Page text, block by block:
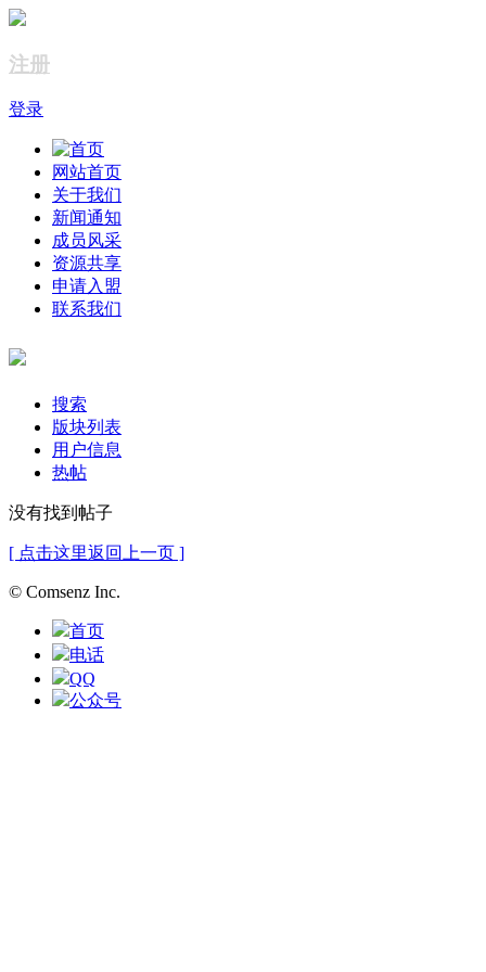
注册
登录
网站首页
关于我们
新闻通知
成员风采
资源共享
申请入盟
联系我们
搜索
版块列表
用户信息
热帖
没有找到帖子
[ 点击这里返回上一页 ]
© Comsenz Inc.
首页
电话
QQ
公众号